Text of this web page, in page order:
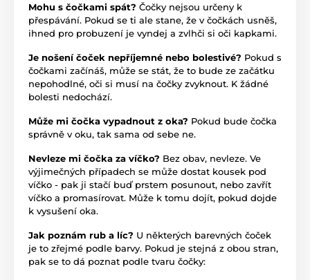
Mohu s čočkami spát? Čočky nejsou určeny k
přespávání. Pokud se ti ale stane, že v čočkách usněš,
ihned pro probuzení je vyndej a zvlhči si oči kapkami.
Je nošení čoček nepříjemné nebo bolestivé? Pokud s
čočkami začínáš, může se stát, že to bude ze začátku
nepohodlné, oči si musí na čočky zvyknout. K žádné
bolesti nedochází.
Může mi čočka vypadnout z oka? Pokud bude čočka
správně v oku, tak sama od sebe ne.
Nevleze mi čočka za víčko? Bez obav, nevleze. Ve
výjimečných případech se může dostat kousek pod
víčko - pak ji stačí buď prstem posunout, nebo zavřít
víčko a promasírovat. Může k tomu dojít, pokud dojde
k vysušení oka.
Jak poznám rub a líc? U některých barevných čoček
je to zřejmé podle barvy. Pokud je stejná z obou stran,
pak se to dá poznat podle tvaru čočky: